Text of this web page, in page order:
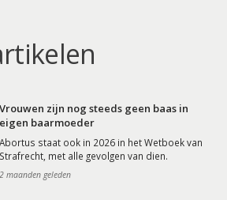
Vrouwen zijn nog steeds geen baas in
eigen baarmoeder
Abortus staat ook in 2026 in het Wetboek van
Strafrecht, met alle gevolgen van dien.
2 maanden geleden